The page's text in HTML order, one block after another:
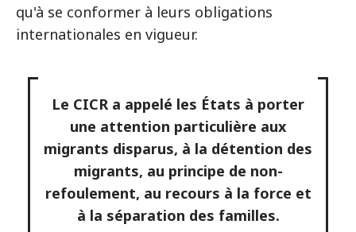
qu'à se conformer à leurs obligations
internationales en vigueur.
Le CICR a appelé les États à porter
une attention particulière aux
migrants disparus, à la détention des
migrants, au principe de non-
refoulement, au recours à la force et
à la séparation des familles.